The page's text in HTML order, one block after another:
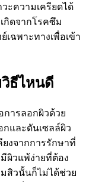
ะความเครียดได้
กิดจากโรคซึม
ฉพาะทางเพื่อเข้า
ธีไหนดี
การลอกผิวด้วย
กและดันเซลล์ผิว
งจากการรักษาที่
ผิวแพ้ง่ายที่ต้อง
สิวนั้นก็ไม่ได้ช่วย